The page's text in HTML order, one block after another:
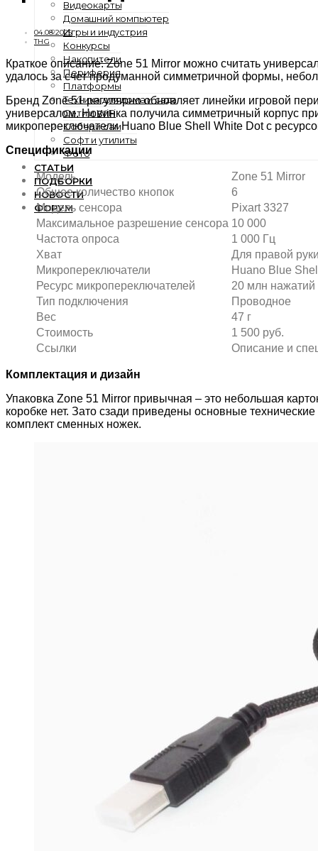
Видеокарты
Домашний компьютер
Игры и индустрия
Конкурсы
Накопители
Периферия
Платформы
Техника для дома и сада
Сети и WiFi
Собери сам
Софт и утилиты
Фото
СТАТЬИ
ПОДБОРКИ
НОВОСТИ
ФОРУМ
04.08.2025
THG
Краткое описание: Zone 51 Mirror можно считать
удалось за счет продуманной симметричной формы,
Бренд Zone 51 регулярно обновляет линейки игровой
универсалом. Новинка получила симметричный корпус
микропереключатели Huano Blue Shell White Dot с
Спецификации
Модель
Zone 51 Mirror
Общее количество кнопок
6
Модель сенсора
Pixart 3327
Максимальное разрешение сенсора 10 000
Частота опроса
1 000 Гц
Хват
Для правой
Микропереключатели
Huano Blue
Ресурс микропереключателей
20 млн нажатий
Тип подключения
Проводное
Вес
47 г
Стоимость
1 500 руб.
Ссылки
Описание и
Комплектация и дизайн
Упаковка Zone 51 Mirror привычная – это небольшая
коробке нет. Зато сзади приведены основные
комплект сменных ножек.